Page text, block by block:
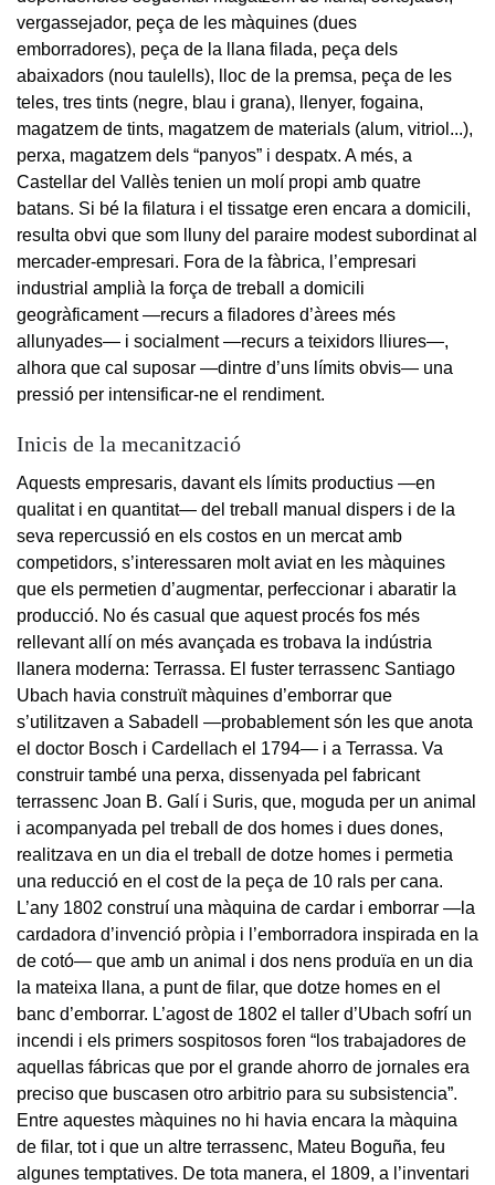
vergassejador, peça de les màquines (dues
emborradores), peça de la llana filada, peça dels
abaixadors (nou taulells), lloc de la premsa, peça de les
teles, tres tints (negre, blau i grana), llenyer, fogaina,
magatzem de tints, magatzem de materials (alum, vitriol...),
perxa, magatzem dels “panyos” i despatx. A més, a
Castellar del Vallès tenien un molí propi amb quatre
batans. Si bé la filatura i el tissatge eren encara a domicili,
resulta obvi que som lluny del paraire modest subordinat al
mercader-empresari. Fora de la fàbrica, l’empresari
industrial amplià la força de treball a domicili
geogràficament —recurs a filadores d’àrees més
allunyades— i socialment —recurs a teixidors lliures—,
alhora que cal suposar —dintre d’uns límits obvis— una
pressió per intensificar-ne el rendiment.
Inicis de la mecanització
Aquests empresaris, davant els límits productius —en
qualitat i en quantitat— del treball manual dispers i de la
seva repercussió en els costos en un mercat amb
competidors, s’interessaren molt aviat en les màquines
que els permetien d’augmentar, perfeccionar i abaratir la
producció. No és casual que aquest procés fos més
rellevant allí on més avançada es trobava la indústria
llanera moderna: Terrassa. El fuster terrassenc Santiago
Ubach havia construït màquines d’emborrar que
s’utilitzaven a Sabadell —probablement són les que anota
el doctor Bosch i Cardellach el 1794— i a Terrassa. Va
construir també una perxa, dissenyada pel fabricant
terrassenc Joan B. Galí i Suris, que, moguda per un animal
i acompanyada pel treball de dos homes i dues dones,
realitzava en un dia el treball de dotze homes i permetia
una reducció en el cost de la peça de 10 rals per cana.
L’any 1802 construí una màquina de cardar i emborrar —la
cardadora d’invenció pròpia i l’emborradora inspirada en la
de cotó— que amb un animal i dos nens produïa en un dia
la mateixa llana, a punt de filar, que dotze homes en el
banc d’emborrar. L’agost de 1802 el taller d’Ubach sofrí un
incendi i els primers sospitosos foren “los trabajadores de
aquellas fábricas que por el grande ahorro de jornales era
preciso que buscasen otro arbitrio para su subsistencia”.
Entre aquestes màquines no hi havia encara la màquina
de filar, tot i que un altre terrassenc, Mateu Boguña, feu
algunes temptatives. De tota manera, el 1809, a l’inventari